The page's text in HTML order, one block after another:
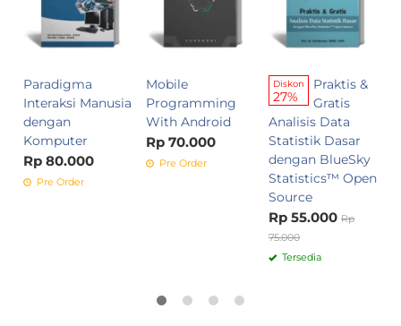
Paradigma
Interaksi Manusia
dengan
Komputer
Rp 80.000
Pre Order
Mobile
Programming
With Android
Rp 70.000
Pre Order
Diskon
27%
Praktis &
Gratis
Analisis Data
Statistik Dasar
dengan BlueSky
Statistics™ Open
Source
Rp 55.000 Rp
75.000
Tersedia